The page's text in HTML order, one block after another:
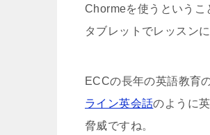
Chormeを使うというこ
タブレットでレッスン
ECCの長年の英語教育
ライン英会話のように
脅威ですね。